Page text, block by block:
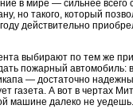
в мире — сильнее всего
но такого, который
действительно
выбирают по тем же
пожарный автомобиль:
— достаточно
газета. А вот в чертах
машине далеко не уедешь.